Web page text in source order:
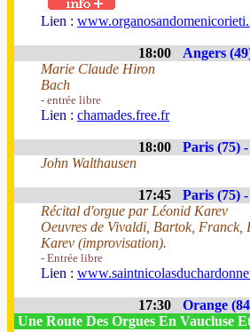
Lien :
18:00 Angers
Marie Claude Hiron
Bach
- entrée libre
Lien : chamades.free.fr
18:00 Paris (75) -
John Walthausen
17:45 Paris (75) -
Récital d'orgue par Léonid Karev
Oeuvres de Vivaldi, Bartok, Franck,
Karev (improvisation).
- Entrée libre
Lien :
17:30 Orange
Une Route Des Orgues En Vaucluse